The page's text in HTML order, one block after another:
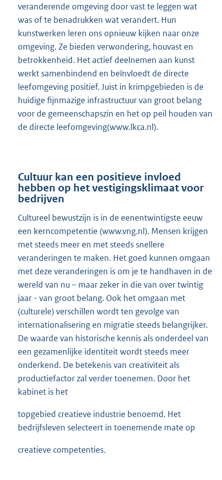
veranderende omgeving door vast te leggen wat
was of te benadrukken wat verandert. Hun
kunstwerken leren ons opnieuw kijken naar onze
omgeving. Ze bieden verwondering, houvast en
betrokkenheid. Het actief deelnemen aan kunst
werkt samenbindend en beïnvloedt de directe
leefomgeving positief. Juist in krimpgebieden is de
huidige fijnmazige infrastructuur van groot belang
voor de gemeenschapszin en het op peil houden van
de directe leefomgeving(www.lkca.nl).
Cultuur kan een positieve invloed
hebben op het vestigingsklimaat voor
bedrijven
Cultureel bewustzijn is in de eenentwintigste eeuw
een kerncompetentie (www.vng.nl). Mensen krijgen
met steeds meer en met steeds snellere
veranderingen te maken. Het goed kunnen omgaan
met deze veranderingen is om je te handhaven in de
wereld van nu – maar zeker in die van over twintig
jaar - van groot belang. Ook het omgaan met
(culturele) verschillen wordt ten gevolge van
internationalisering en migratie steeds belangrijker.
De waarde van historische kennis als onderdeel van
een gezamenlijke identiteit wordt steeds meer
onderkend. De betekenis van creativiteit als
productiefactor zal verder toenemen. Door het
kabinet is het
topgebied creatieve industrie benoemd. Het
bedrijfsleven selecteert in toenemende mate op
creatieve competenties.